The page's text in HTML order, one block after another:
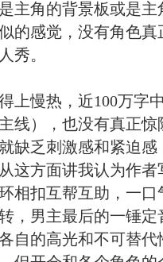
主角的背景板或是
的感觉，没有角色
秀。
上慢热，近100万字
线），也没有真正
缺乏刺激感和紧迫
这方面讲我认为作
相扣互帮互助，一
，男主最后的一锤
自的高光和不可替